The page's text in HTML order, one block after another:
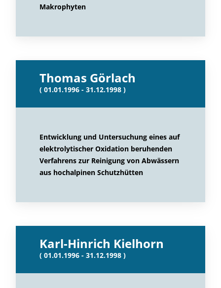
Makrophyten
Thomas Görlach
( 01.01.1996 - 31.12.1998 )
Entwicklung und Untersuchung eines auf
elektrolytischer Oxidation beruhenden
Verfahrens zur Reinigung von Abwässern
aus hochalpinen Schutzhütten
Karl-Hinrich Kielhorn
( 01.01.1996 - 31.12.1998 )